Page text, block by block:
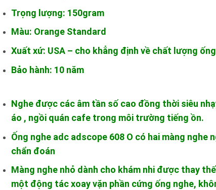
Trọng lượng: 150gram
Màu: Orange Standard
Xuất xứ: USA – cho khẳng định về chất lượng
Bảo hành: 10 năm
Nghe được các âm tần số cao đồng thời siêu
áo , ngồi quán cafe trong môi trường tiếng ồn.
Ống nghe adc adscope 608 O có hai màng
chẩn đoán
Màng nghe nhỏ dành cho khám nhi được thay
một động tác xoay vặn phần cứng ống nghe,